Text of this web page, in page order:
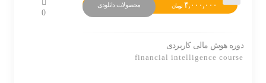
۴,۰۰۰,۰۰۰ تومان محصولات دانلودی
0
دوره هوش مالی کاربردی
financial intelligence course